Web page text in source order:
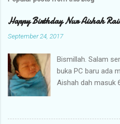
Happy Birthday Nur Aishah
September 24, 2017
Bismillah. Salam
buka PC baru ada
Aishah dah masuk
lepas..cerita
since dalam